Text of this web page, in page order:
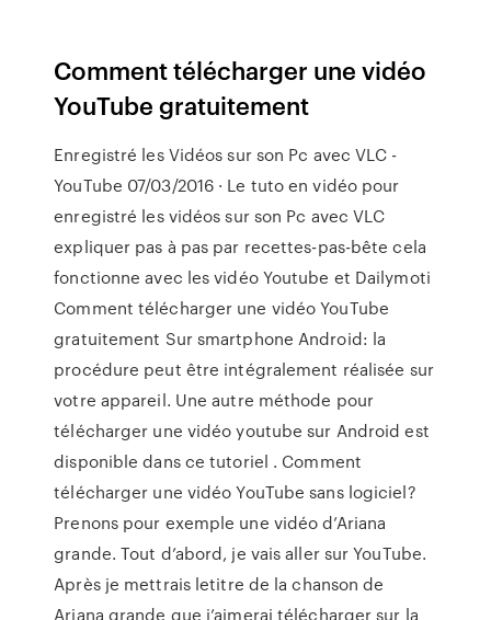
Comment télécharger une vidéo
YouTube gratuitement
Enregistré les Vidéos sur son Pc avec VLC -
YouTube 07/03/2016 · Le tuto en vidéo pour
enregistré les vidéos sur son Pc avec VLC
expliquer pas à pas par recettes-pas-bête cela
fonctionne avec les vidéo Youtube et Dailymoti
Comment télécharger une vidéo YouTube
gratuitement Sur smartphone Android: la
procédure peut être intégralement réalisée sur
votre appareil. Une autre méthode pour
télécharger une vidéo youtube sur Android est
disponible dans ce tutoriel . Comment
télécharger une vidéo YouTube sans logiciel?
Prenons pour exemple une vidéo d’Ariana
grande. Tout d’abord, je vais aller sur YouTube.
Après je mettrais letitre de la chanson de
Ariana grande que j’aimerai télécharger sur la